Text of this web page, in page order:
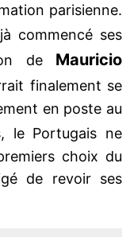
parisienne.
commencé ses
de Mauricio
finalement se
en poste au
le Portugais ne
choix du
de revoir ses